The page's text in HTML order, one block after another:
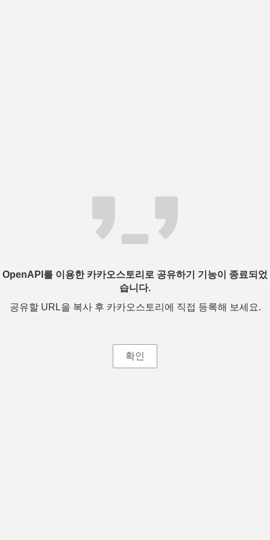
OpenAPI를 이용한 카카오스토리로 공유하기 기능이 종료되었
습니다.
공유할 URL을 복사 후 카카오스토리에 직접 등록해 보세요.
확인